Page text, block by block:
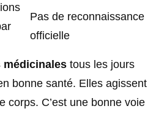
Pas de reconnaissance
officielle
médicinales tous les jours
bonne santé. Elles agissent
corps. C’est une bonne voie